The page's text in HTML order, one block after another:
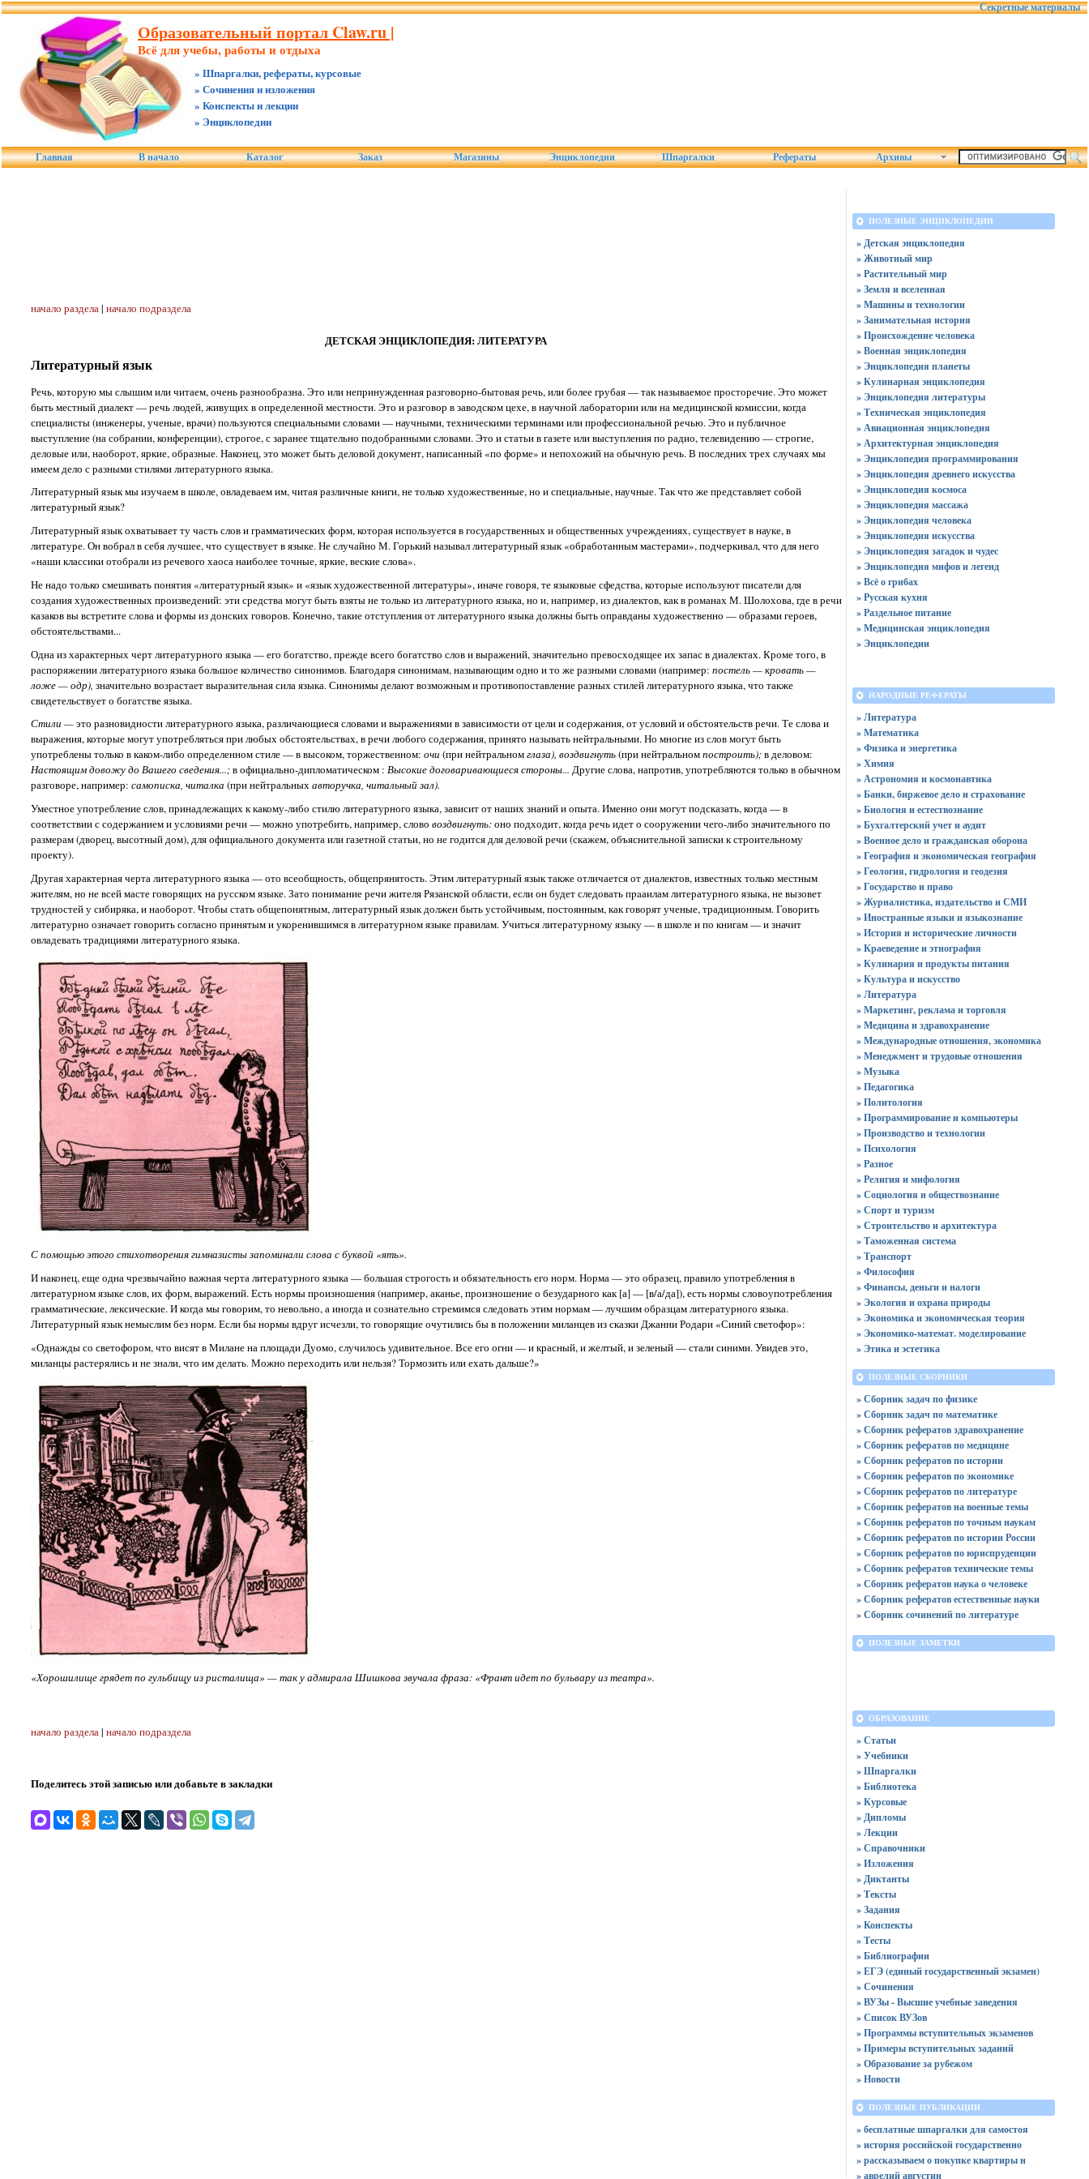
Секретные материалы
Образовательный портал Claw.ru |
Всё для учебы, работы и отдыха
» Шпаргалки, рефераты, курсовые
» Сочинения и изложения
» Конспекты и лекции
» Энциклопедии
Главная В начало Каталог Заказ Магазины Энциклопедии Шпаргалки Рефераты Архивы
начало раздела| начало подраздела
ДЕТСКАЯ ЭНЦИКЛОПЕДИЯ: ЛИТЕРАТУРА
Литературный язык
Речь, которую мы слышим или читаем, очень разнообразна. Это или непринужденная разговорно-бытовая речь, или более грубая — так называемое просторечие. Это может
быть местный диалект — речь людей, живущих в определенной местности. Это и разговор в заводском цехе, в научной лаборатории или на медицинской комиссии, когда
специалисты (инженеры, ученые, врачи) пользуются специальными словами — научными, техническими терминами или профессиональной речью. Это и публичное
выступление (на собрании, конференции), строгое, с заранее тщательно подобранными словами. Это и статьи в газете или выступления по радио, телевидению — строгие,
деловые или, наоборот, яркие, образные. Наконец, это может быть деловой документ, написанный «по форме» и непохожий на обычную речь. В последних трех случаях мы
имеем дело с разными стилями литературного языка.
Литературный язык мы изучаем в школе, овладеваем им, читая различные книги, не только художественные, но и специальные, научные. Так что же представляет собой
литературный язык?
Литературный язык охватывает ту часть слов и грамматических форм, которая используется в государственных и общественных учреждениях, существует в науке, в
литературе. Он вобрал в себя лучшее, что существует в языке. Не случайно М. Горький называл литературный язык «обработанным мастерами», подчеркивал, что для него
«наши классики отобрали из речевого хаоса наиболее точные, яркие, веские слова».
Не надо только смешивать понятия «литературный язык» и «язык художественной литературы», иначе говоря, те языковые сфедства, которые используют писатели для
создания художественных произведений: эти средства могут быть взяты не только из литературного языка, но и, например, из диалектов, как в романах М. Шолохова, где в речи
казаков вы встретите слова и формы из донских говоров. Конечно, такие отступления от литературного языка должны быть оправданы художественно — образами героев,
обстоятельствами...
Одна из характерных черт литературного языка — его богатство, прежде всего богатство слов и выражений, значительно превосходящее их запас в диалектах. Кроме того, в
распоряжении литературного языка большое количество синонимов. Благодаря синонимам, называющим одно и то же разными словами (например: постель — кровать —
ложе — одр), значительно возрастает выразительная сила языка. Синонимы делают возможным и противопоставление разных стилей литературного языка, что также
свидетельствует о богатстве языка.
Стили —это разновидности литературного языка, различающиеся словами и выражениями в зависимости от цели и содержания, от условий и обстоятельств речи. Те слова и
выражения, которые могут употребляться при любых обстоятельствах, в речи любого содержания, принято называть нейтральными. Но многие из слов могут быть
употреблены только в каком-либо определенном стиле — в высоком, торжественном: очи (при нейтральномглаза), воздвигнуть(при нейтральномпостроить);в деловом:
Настоящим довожу до Вашего сведения...;в официально-дипломатическом : Высокие договаривающиеся стороны... Другие слова, напротив, употребляются только в обычном
разговоре, например: самописка, читалка (при нейтральныхавторучка, читальный зал).
Уместное употребление слов, принадлежащих к какому-либо стилю литературного языка, зависит от наших знаний и опыта. Именно они могут подсказать, когда — в
соответствии с содержанием и условиями речи — можно употребить, например, слово воздвигнуть:оно подходит, когда речь идет о сооружении чего-либо значительного по
размерам (дворец, высотный дом), для официального документа или газетной статьи, но не годится для деловой речи (скажем, объяснительной записки к строительному
проекту).
Другая характерная черта литературного языка — ото всеобщность, общепрянятость. Этим литературный язык также отличается от диалектов, известных только местным
жителям, но не всей масте говорящих на русском языке. Зато понимание речи жителя Рязанской области, если он будет следовать пpaаилам литературного языка, не вызовет
трудностей у сибиряка, и наоборот. Чтобы стать общепонятным, литературный язык должен быть устойчивым, постоянным, как говорят ученые, традиционным. Говорить
литературно означает говорить согласно принятым и укоренившимся в литературном языке правилам. Учиться литературному языку — в школе и по книгам — и значит
овладевать традициями литературного языка.
С помощью этого стихотворения гимназисты запоминали слова с буквой «ять».
И наконец, еще одна чрезвычайно важная черта литературного языка — большая строгость и обязательность его норм. Норма — это образец, правило употребления в
литературном языке слов, их форм, выражений. Есть нормы произношения (например, аканье, произношение о безударного как [а] — [в/а/да]), есть нормы словоупотребления
грамматические, лексические. И когда мы говорим, то невольно, а иногда и сознательно стремимся следовать этим нормам — лучшим образцам литературного языка.
Литературный язык немыслим без норм. Если бы нормы вдруг исчезли, то говорящие очутились бы в положении миланцев из сказки Джанни Родари «Синий светофор»:
«Однажды со светофором, что висят в Милане на площади Дуомо, случилось удивительное. Все его огни — и красный, и желтый, и зеленый — стали синими. Увидев это,
миланцы растерялись и не знали, что им делать. Можно переходить или нельзя? Тормозить или ехать дальше?»
«Хорошилище грядет по гульбищу из ристалища» — так у адмирала Шишкова звучала фраза: «Франт идет по бульвару из театра».
начало раздела| начало подраздела
Поделитесь этой записью или добавьте в закладки
ПОЛЕЗНЫЕ ЭНЦИКЛОПЕДИИ
» Детская энциклопедия
» Животный мир
» Растительный мир
» Земля и вселенная
» Машины и технологии
» Занимательная история
» Происхождение человека
» Военная энциклопедия
» Энциклопедия планеты
» Кулинарная энциклопедия
» Энциклопедия литературы
» Техническая энциклопедия
» Авиационная энциклопедия
» Архитектурная энциклопедия
» Энциклопедия программирования
» Энциклопедия древнего искусства
» Энциклопедия космоса
» Энциклопедия массажа
» Энциклопедия человека
» Энциклопедия искусства
» Энциклопедия загадок и чудес
» Энциклопедия мифов и легенд
» Всё о грибах
» Русская кухня
» Раздельное питание
» Медицинская энциклопедия
» Энциклопедии
НАРОДНЫЕ РЕФЕРАТЫ
» Литература
» Математика
» Физика и энергетика
» Химия
» Астрономия и космонавтика
» Банки, биржевое дело и страхование
» Биология и естествознание
» Бухгалтерский учет и аудит
» Военное дело и гражданская оборона
» География и экономическая география
» Геология, гидрология и геодезия
» Государство и право
» Журналистика, издательство и СМИ
» Иностранные языки и языкознание
» История и исторические личности
» Краеведение и этнография
» Кулинария и продукты питания
» Культура и искусство
» Литература
» Маркетинг, реклама и торговля
» Медицина и здравохранение
» Международные отношения, экономика
» Менеджмент и трудовые отношения
» Музыка
» Педагогика
» Политология
» Программирование и компьютеры
» Производство и технологии
» Психология
» Разное
» Религия и мифология
» Социология и обществознание
» Спорт и туризм
» Строительство и архитектура
» Таможенная система
» Транспорт
» Философия
» Финансы, деньги и налоги
» Экология и охрана природы
» Экономика и экономическая теория
» Экономико-математ. моделирование
» Этика и эстетика
ПОЛЕЗНЫЕ СБОРНИКИ
» Сборник задач по физике
» Сборник задач по математике
» Сборник рефератов здравохранение
» Сборник рефератов по медицине
» Сборник рефератов по истории
» Сборник рефератов по экономике
» Сборник рефератов по литературе
» Сборник рефератов на военные темы
» Сборник рефератов по точным наукам
» Сборник рефератов по истории России
» Сборник рефератов по юриспруденции
» Сборник рефератов технические темы
» Сборник рефератов наука о человеке
» Сборник рефератов естественные науки
» Сборник сочинений по литературе
ПОЛЕЗНЫЕ ЗАМЕТКИ
ОБРАЗОВАНИЕ
» Статьи
» Учебники
» Шпаргалки
» Библиотека
» Курсовые
» Дипломы
» Лекции
» Справочники
» Изложения
» Диктанты
» Тексты
» Задания
» Конспекты
» Тесты
» Библиографии
» ЕГЭ (единый государственный экзамен)
» Сочинения
» ВУЗы - Высшие учебные заведения
» Список ВУЗов
» Программы вступительных экзаменов
» Примеры вступительных заданий
» Образование за рубежом
» Новости
ПОЛЕЗНЫЕ ПУБЛИКАЦИИ
» бесплатные шпаргалки для самостоя
» история российской государственно
» рассказываем о покупке квартиры н
» аврелий августин